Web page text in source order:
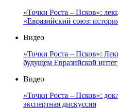
«Точки Роста – Псков»:
«Евразийский союз:
Видео
«Точки Роста – Псков»:
будущем Евразийской
Видео
«Точки Роста – Псков»:
экспертная дискуссия